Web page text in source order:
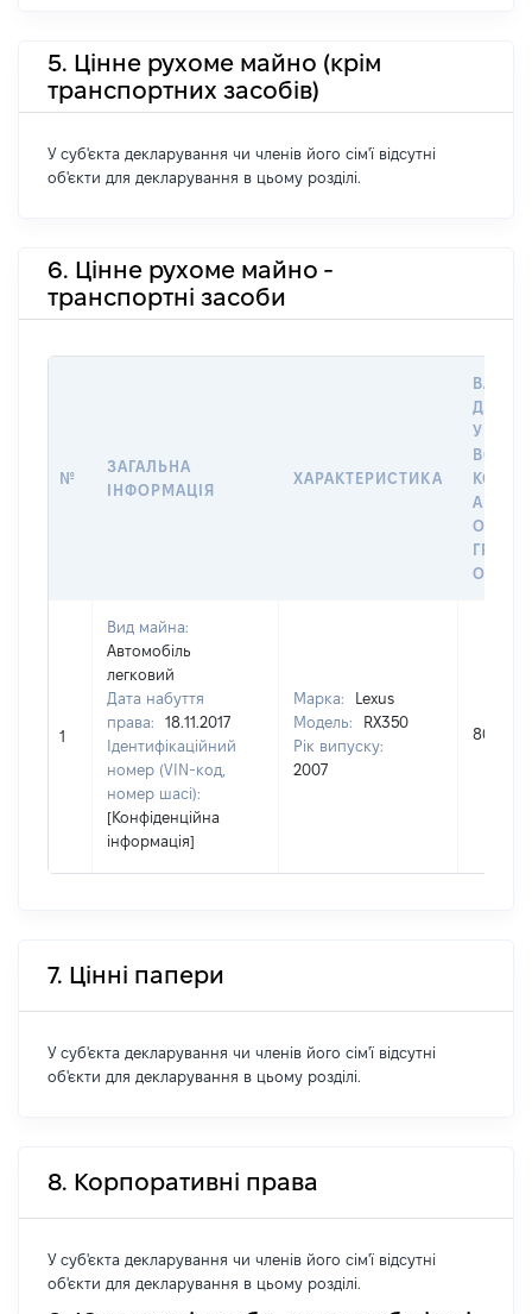
5. Цінне рухоме майно (крім
транспортних засобів)
У суб'єкта декларування чи членів його сім'ї відсутні
об'єкти для декларування в цьому розділі.
6. Цінне рухоме майно -
транспортні засоби
№
ЗАГАЛЬНА
ІНФОРМАЦІЯ
ХАРАКТЕРИСТИКА
ДАТУ
У
АБО
1
Вид майна:
Автомобіль
легковий
Дата набуття
права:
18.11.2017
Ідентифікаційний
номер (VIN-код,
номер шасі):
[Конфіденційна
інформація]
Марка:
Lexus
Модель:
RX350
Рік випуску:
2007
80000
7. Цінні папери
У суб'єкта декларування чи членів його сім'ї відсутні
об'єкти для декларування в цьому розділі.
8. Корпоративні права
У суб'єкта декларування чи членів його сім'ї відсутні
об'єкти для декларування в цьому розділі.